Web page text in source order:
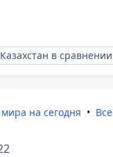
в сравнении
на сегодня